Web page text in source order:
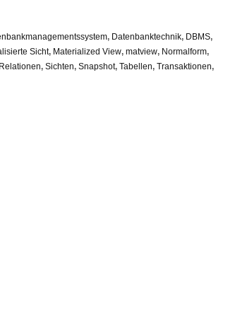
, Datenbanktechnik, DBMS,
Sicht, Materialized View, matview, Normalform,
Relationen, Sichten, Snapshot, Tabellen, Transaktionen,